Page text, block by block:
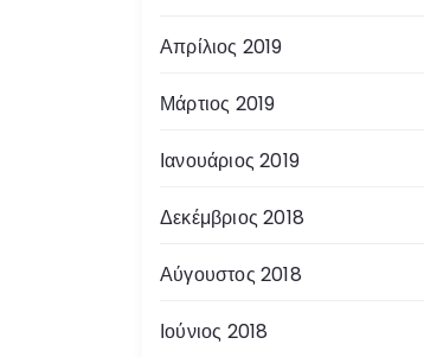
Απρίλιος 2019
Μάρτιος 2019
Ιανουάριος 2019
Δεκέμβριος 2018
Αύγουστος 2018
Ιούνιος 2018